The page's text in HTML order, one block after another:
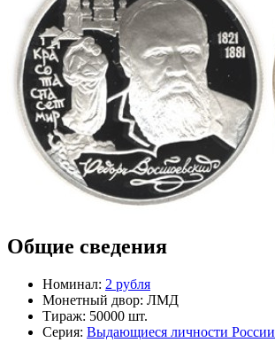
Общие сведения
Номинал: 2 рубля
Монетный двор: ЛМД
Тираж: 50000 шт.
Серия: Выдающиеся личности России